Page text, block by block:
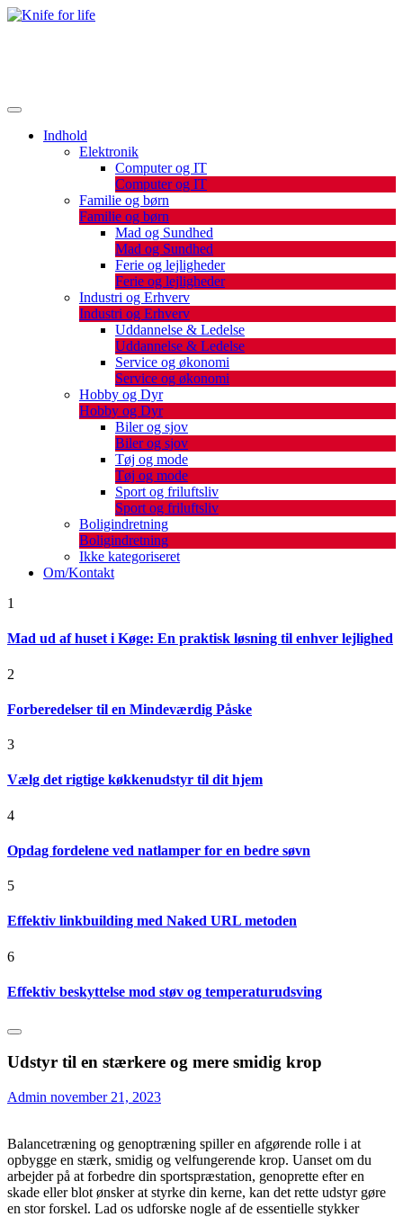
Skip
Indhold
Elektronik
Computer og IT
Computer og IT
Familie og børn
Familie og børn
Mad og Sundhed
Mad og Sundhed
Ferie og lejligheder
Ferie og lejligheder
Industri og Erhverv
Industri og Erhverv
Uddannelse & Ledelse
Uddannelse & Ledelse
Service og økonomi
Service og økonomi
Hobby og Dyr
Hobby og Dyr
Biler og sjov
Biler og sjov
Tøj og mode
Tøj og mode
Sport og friluftsliv
Sport og friluftsliv
Boligindretning
Boligindretning
Ikke kategoriseret
Om/Kontakt
1
Mad ud af huset i Køge: En praktisk løsning til enhver lejlighed
2
Forberedelser til en Mindeværdig Påske
3
Vælg det rigtige køkkenudstyr til dit hjem
4
Opdag fordelene ved natlamper for en bedre søvn
5
Effektiv linkbuilding med Naked URL metoden
6
Effektiv beskyttelse mod støv og temperaturudsving
Udstyr til en stærkere og mere smidig krop
Admin november 21, 2023
Balancetræning og genoptræning spiller en afgørende rolle i at
opbygge en stærk, smidig og velfungerende krop. Uanset om du
arbejder på at forbedre din sportspræstation, genoprette efter en
skade eller blot ønsker at styrke din kerne, kan det rette udstyr gøre
en stor forskel. Lad os udforske nogle af de essentielle stykker